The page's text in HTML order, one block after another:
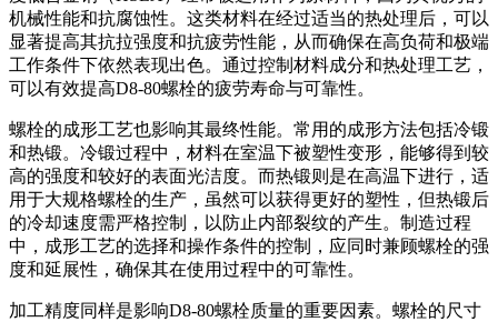
机械性能和抗腐蚀性。这类材料在经过适当的热处理后，可以
显著提高其抗拉强度和抗疲劳性能，从而确保在高负荷和极端
工作条件下依然表现出色。通过控制材料成分和热处理工艺，
可以有效提高D8-80螺栓的疲劳寿命与可靠性。
螺栓的成形工艺也影响其最终性能。常用的成形方法包括冷锻
和热锻。冷锻过程中，材料在室温下被塑性变形，能够得到较
高的强度和较好的表面光洁度。而热锻则是在高温下进行，适
用于大规格螺栓的生产，虽然可以获得更好的塑性，但热锻后
的冷却速度需严格控制，以防止内部裂纹的产生。制造过程
中，成形工艺的选择和操作条件的控制，应同时兼顾螺栓的强
度和延展性，确保其在使用过程中的可靠性。
加工精度同样是影响D8-80螺栓质量的重要因素。螺栓的尺寸